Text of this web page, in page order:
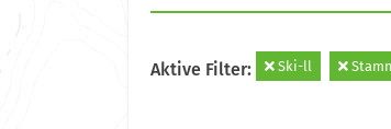
Aktive Filter: Ski-ll